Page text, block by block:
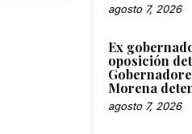
agosto 7, 2026
Ex
oposición
Morena
agosto 7, 2026